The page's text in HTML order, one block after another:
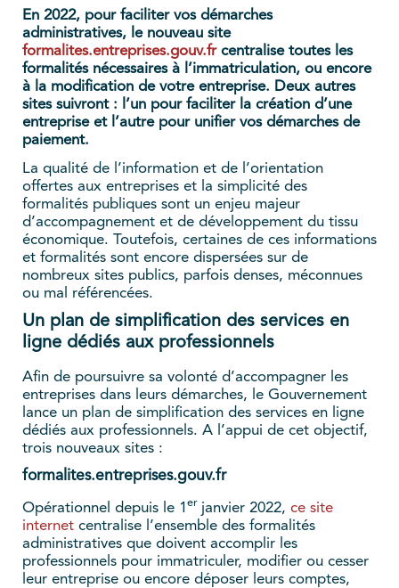
En 2022, pour faciliter vos démarches
administratives, le nouveau site
formalites.entreprises.gouv.frcentralise toutes les
formalités nécessaires à l’immatriculation, ou encore
à la modification de votre entreprise. Deux autres
sites suivront : l’un pour faciliter la création d’une
entreprise et l’autre pour unifier vos démarches de
paiement.
La qualité de l’information et de l’orientation
offertes aux entreprises et la simplicité des
formalités publiques sont un enjeu majeur
d’accompagnement et de développement du tissu
économique. Toutefois, certaines de ces informations
et formalités sont encore dispersées sur de
nombreux sites publics, parfois denses, méconnues
ou mal référencées.
Un plan de simplification des services en
ligne dédiés aux professionnels
Afin de poursuivre sa volonté d’accompagner les
entreprises dans leurs démarches, le Gouvernement
lance un plan de simplification des services en ligne
dédiés aux professionnels. A l’appui de cet objectif,
trois nouveaux sites :
formalites.entreprises.gouv.fr
Opérationnel depuis le 1 er janvier 2022, ce site
internet centralise l’ensemble des formalités
administratives que doivent accomplir les
professionnels pour immatriculer, modifier ou cesser
leur entreprise ou encore déposer leurs comptes,